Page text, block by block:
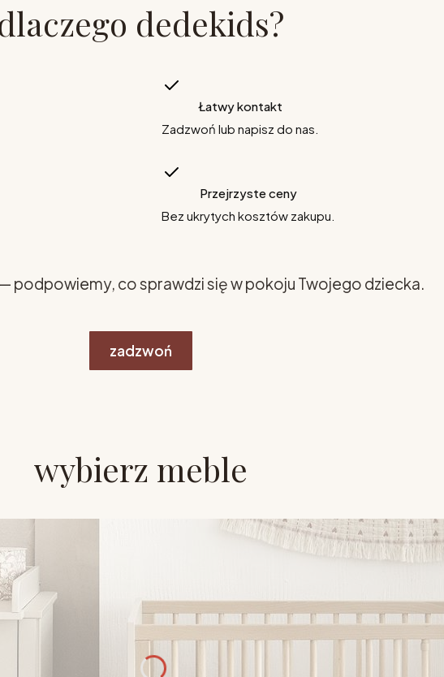
dedekids?
Łatwy kontakt
Zadzwoń lub napisz do nas.
Przejrzyste ceny
Bez ukrytych kosztów zakupu.
podpowiemy, co sprawdzi się w pokoju Twojego dziecka.
zadzwoń
wybierz meble